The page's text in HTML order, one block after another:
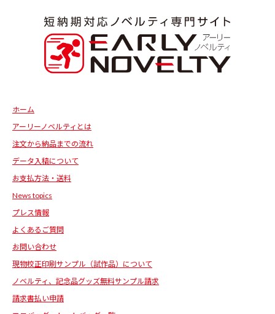
ホーム
アーリーノベルティとは
注文から納品までの流れ
データ入稿について
お支払方法・送料
News topics
プレス情報
よくあるご質問
お問い合わせ
現物校正印刷サンプル（試作品）について
ノベルティ、記念品グッズ無料サンプル請求
請求書払い申請